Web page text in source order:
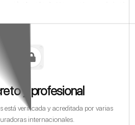
y profesional
está verificada y acreditada por varias
internacionales.